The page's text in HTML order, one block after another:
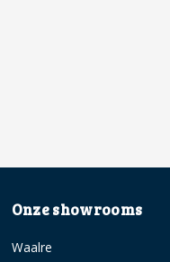
Onze showrooms
Waalre